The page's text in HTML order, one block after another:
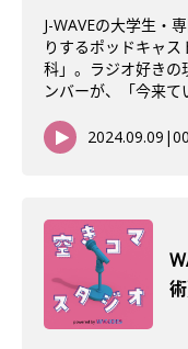
J-WAVEの大学生・
りするポッドキャ
科」。ラジオ好きの
ンバーが、「今来て
2024.09.09 |